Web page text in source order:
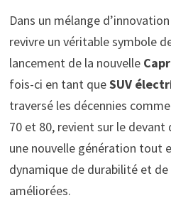
Dans un mélange
revivre un véritable symbole
lancement de la nouvelle
fois-ci en tant queSUV
traversé les décennies
70 et 80, revient sur le devant
une nouvelle génération tout
dynamique de durabilité et
améliorées.